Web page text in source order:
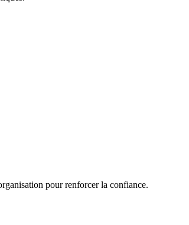
pour renforcer la confiance.